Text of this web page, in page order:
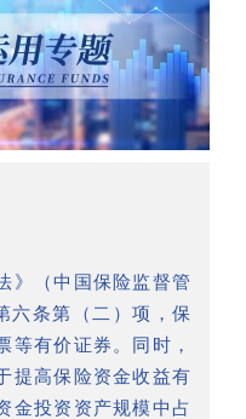
》（中国保险监督管
六条第（二）项，保
等有价证券。同时，
提高保险资金收益有
金投资资产规模中占